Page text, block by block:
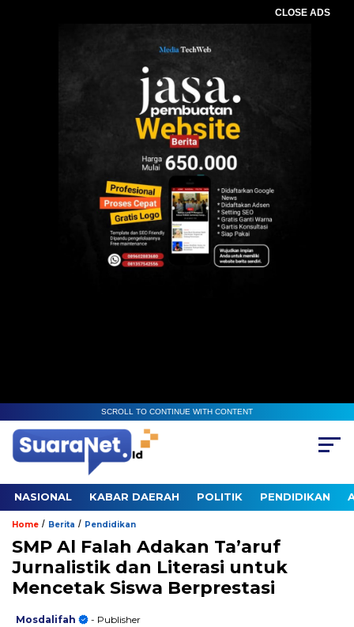
CLOSE ADS
SCROLL TO CONTINUE WITH CONTENT
NASIONAL KABAR DAERAH POLITIK PENDIDIKAN
Home / Berita / Pendidikan
SMP Al Falah Adakan Ta’aruf
Jurnalistik dan Literasi untuk
Mencetak Siswa Berprestasi
Mosdalifah
- Publisher